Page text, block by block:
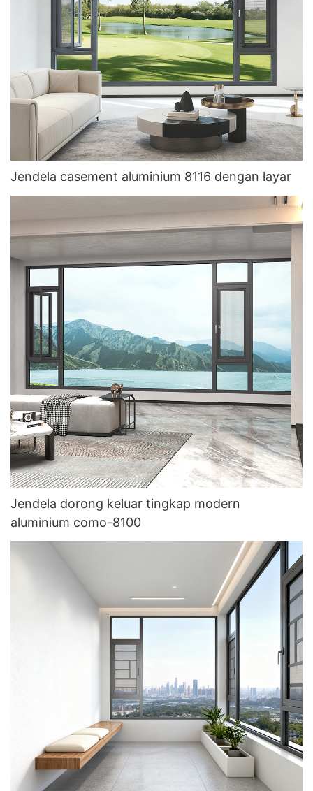
Jendela casement aluminium 8116 dengan layar
Jendela dorong keluar tingkap modern
aluminium como-8100